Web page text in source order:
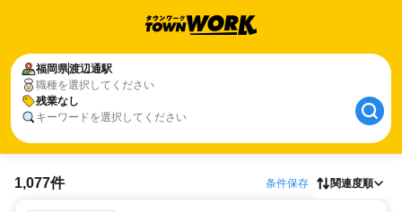
福岡県渡辺通駅
職種を選択してください
残業なし
キーワードを選択してください
1,077件 条件保存 関連度順